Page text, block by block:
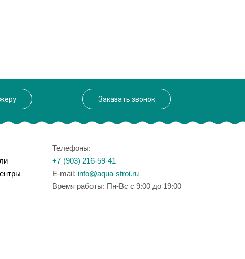
Заказать звонок
Телефоны:
+7 (903) 216-59-41
E-mail: info@aqua-stroi.ru
Время работы: Пн-Вс с 9:00 до 19:00